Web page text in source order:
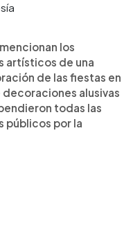
los
artísticos de una
de las fiestas en
alusivas
todas las
públicos por la